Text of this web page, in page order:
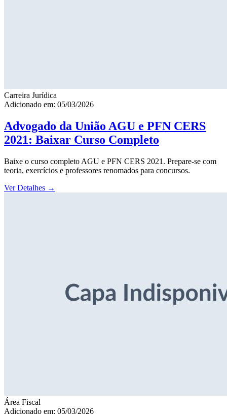
Carreira Jurídica
Adicionado em: 05/03/2026
Advogado da União AGU e PFN CERS
2021: Baixar Curso Completo
Baixe o curso completo AGU e PFN CERS 2021. Prepare-se com
teoria, exercícios e professores renomados para concursos.
Ver Detalhes →
Área Fiscal
Adicionado em: 05/03/2026